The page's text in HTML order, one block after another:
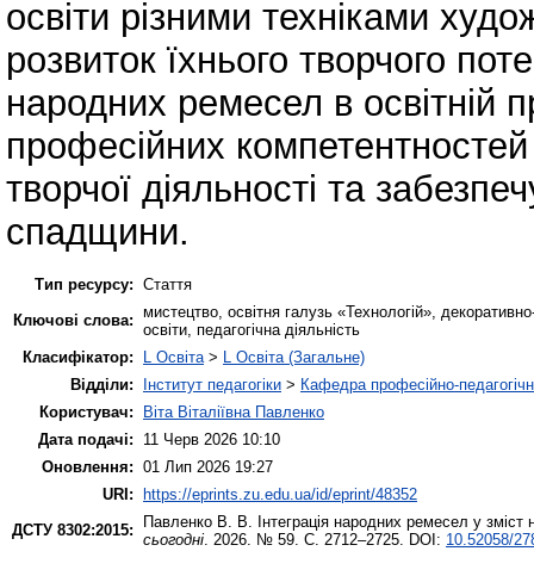
освіти різними техніками
розвиток їхнього творчого
народних ремесел в
професійних компетентностей
творчої діяльності та
спадщини.
Тип ресурсу: Стаття
Ключові слова: мистецтво, освітня галузь «Технологій»,
освіти, педагогічна діяльність
Класифікатор:
L Освіта> L Освіта (Загальне)
Відділи:
Інститут педагогіки > Кафедра професійно-
Користувач:
Віта Віталіївна Павленко
Дата подачі:
11 Черв 2026 10:10
Оновлення: 01 Лип 2026 19:27
URI:
https://eprints.zu.edu.ua/id/eprint/48352
ДСТУ 8302:2015:
Павленко В. В. Інтеграція народних ремесел у
сьогодні. 2026. № 59. С. 2712–2725. DOI: 10.52058/